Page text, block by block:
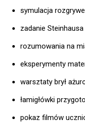
symulacja
zadanie
rozumowania na
eksperymenty
warsztaty brył
łamigłówki
pokaz filmów